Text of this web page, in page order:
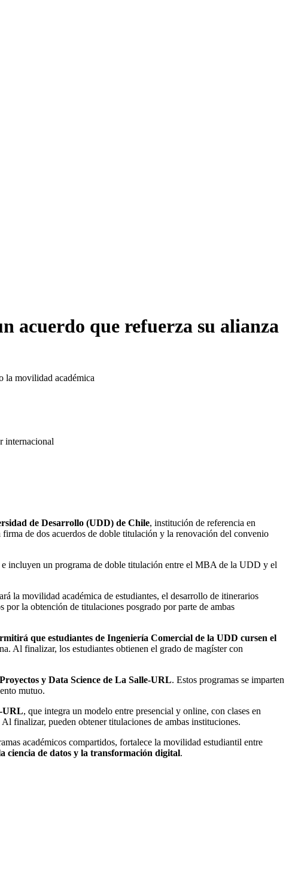
acuerdo que refuerza su alianza
la movilidad académica
internacional
de Desarrollo (UDD) de Chile, institución de referencia en
de dos acuerdos de doble titulación y la renovación del convenio
e incluyen un programa de doble titulación entre el MBA de la UDD y el
la movilidad académica de estudiantes, el desarrollo de itinerarios
la obtención de titulaciones posgrado por parte de ambas
que estudiantes de Ingeniería Comercial de la UDD cursen el
Al finalizar, los estudiantes obtienen el grado de magíster con
y Data Science de La Salle-URL. Estos programas se imparten
mutuo.
URL, que integra un modelo entre presencial y online, con clases en
finalizar, pueden obtener titulaciones de ambas instituciones.
académicos compartidos, fortalece la movilidad estudiantil entre
ciencia de datos y la transformación digital.